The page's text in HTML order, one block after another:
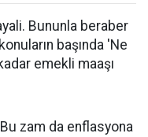
Bununla beraber
başında 'Ne
emekli maaşı
zam da enflasyona